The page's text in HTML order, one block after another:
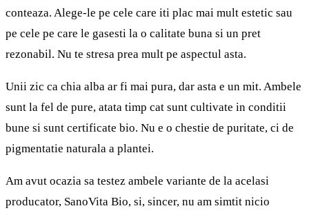
conteaza. Alege-le pe cele care iti plac mai mult estetic sau
pe cele pe care le gasesti la o calitate buna si un pret
rezonabil. Nu te stresa prea mult pe aspectul asta.
Unii zic ca chia alba ar fi mai pura, dar asta e un mit. Ambele
sunt la fel de pure, atata timp cat sunt cultivate in conditii
bune si sunt certificate bio. Nu e o chestie de puritate, ci de
pigmentatie naturala a plantei.
Am avut ocazia sa testez ambele variante de la acelasi
producator, SanoVita Bio, si, sincer, nu am simtit nicio